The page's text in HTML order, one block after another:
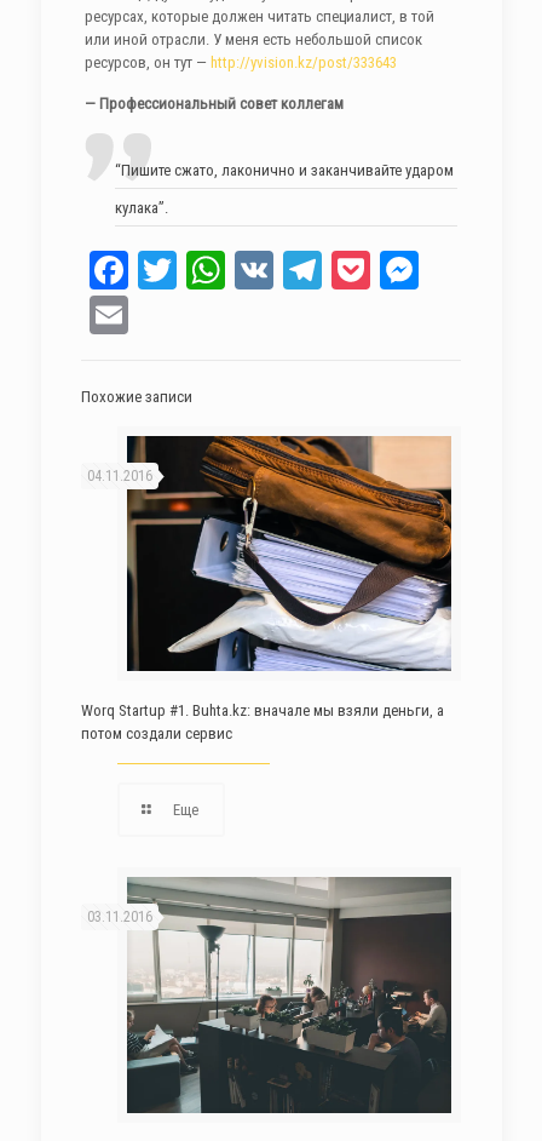
ресурсах, которые должен читать специалист, в той
или иной отрасли. У меня есть небольшой список
ресурсов, он тут — http://yvision.kz/post/333643
— Профессиональный совет коллегам
“Пишите сжато, лаконично и заканчивайте ударом
кулака”.
Facebook
TwitterWhatsApp
VK Telegram
Pocket
Похожие записи
04.11.2016
Worq Startup #1. Buhta.kz: вначале мы взяли деньги, а
потом создали сервис
Еще
03.11.2016